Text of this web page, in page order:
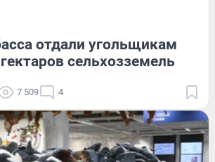
отдали угольщикам
сельхозземель
7 509 4